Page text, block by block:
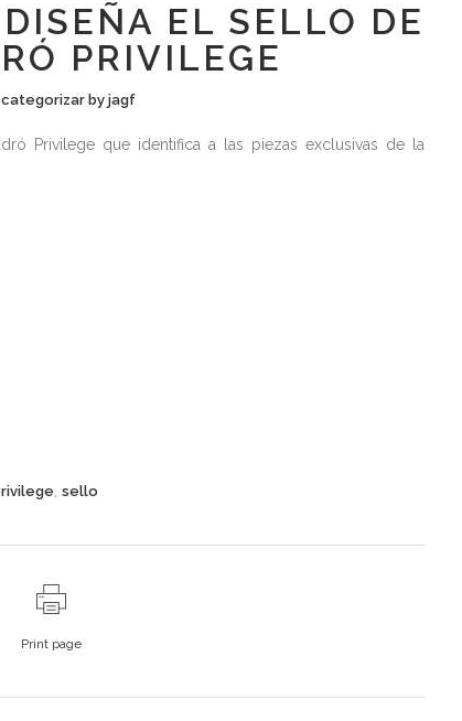
EL SELLO DE
PRIVILEGE
categorizar by jagf
Privilege que identifica a las piezas exclusivas de la
sello
Print page